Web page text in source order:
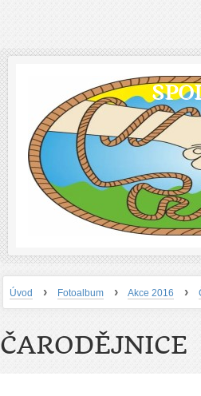
Úvod › Fotoalbum › Akce 2016 ›
ČARODĚJNICE